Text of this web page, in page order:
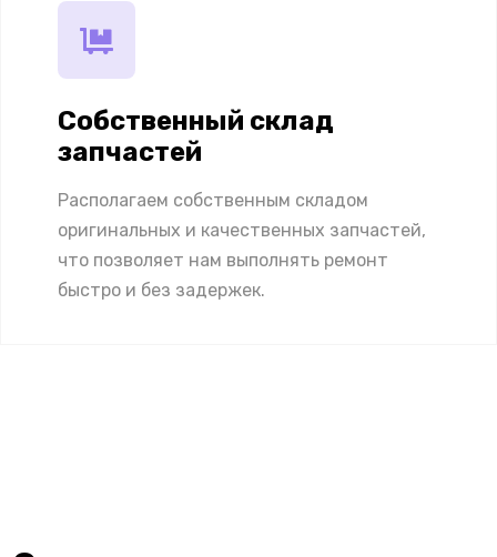
Собственный склад
запчастей
Располагаем собственным складом
оригинальных и качественных запчастей,
что позволяет нам выполнять ремонт
быстро и без задержек.